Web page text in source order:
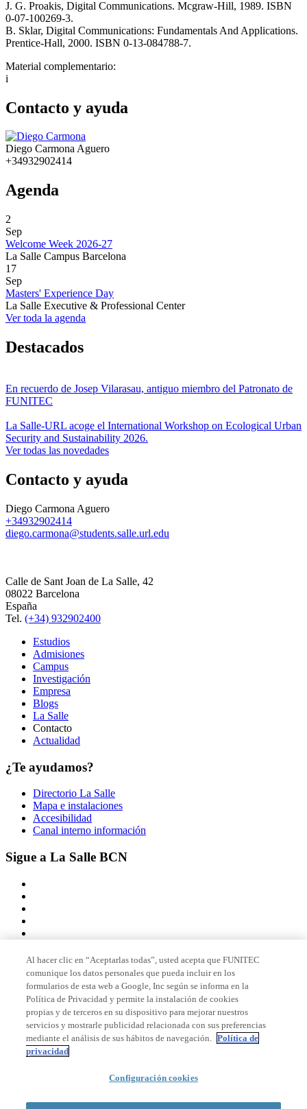
J. G. Proakis, Digital Communications. Mcgraw-Hill, 1989. ISBN
0-07-100269-3.
B. Sklar, Digital Communications: Fundamentals And Applications.
Prentice-Hall, 2000. ISBN 0-13-084788-7.
Material complementario:
i
Contacto y ayuda
Diego Carmona Aguero
+34932902414
Agenda
2
Sep
Welcome Week 2026-27
La Salle Campus Barcelona
17
Sep
Masters' Experience Day
La Salle Executive & Professional Center
Ver toda la agenda
Destacados
En recuerdo de Josep Vilarasau, antiguo miembro del Patronato de
FUNITEC
La Salle-URL acoge el International Workshop on Ecological Urban
Security and Sustainability 2026.
Ver todas las novedades
Contacto y ayuda
Diego Carmona Aguero
+34932902414
diego.carmona@students.salle.url.edu
Calle de Sant Joan de La Salle, 42
08022 Barcelona
España
Tel. (+34) 932902400
Estudios
Admisiones
Campus
Investigación
Empresa
Blogs
La Salle
Contacto
Actualidad
¿Te ayudamos?
Directorio La Salle
Mapa e instalaciones
Accesibilidad
Canal interno información
Sigue a La Salle BCN
Miembro de
Acreditaciones
© 2026 La Salle Campus Barcelona - URL |
Al hacer clic en “Aceptarlas todas”, usted acepta que FUNITEC
comunique los datos personales que pueda incluir en los
formularios de esta web a Google, Inc según se informa en la
Política de Privacidad y permite la instalación de cookies
propias y de terceros en su dispositivo para mejorar nuestros
servicios y mostrarle publicidad relacionada con sus preferencias
mediante el análisis de sus hábitos de navegación. Política de
privacidad
Configuración cookies